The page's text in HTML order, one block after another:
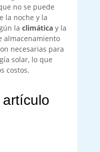
no se puede
la noche y la
la climáticay la
almacenamiento
necesarias para
solar, lo que
costos.